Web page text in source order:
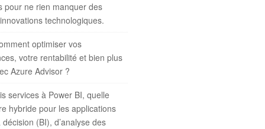
pour ne rien manquer des
technologiques.
optimiser vos
votre rentabilité et bien plus
Azure Advisor ?
services à Power BI, quelle
hybride pour les applications
décision (BI), d’analyse des